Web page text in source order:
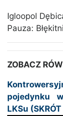
Igloopol
Pauza:
ZOBACZ
pojedynku
LKSu